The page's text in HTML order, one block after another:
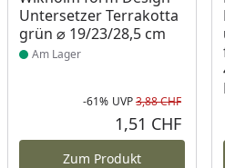
Untersetzer Terrakotta
grün ⌀ 19/23/28,5 cm
Am Lager
-61% UVP3,88 CHF
1,51 CHF
Zum Produkt